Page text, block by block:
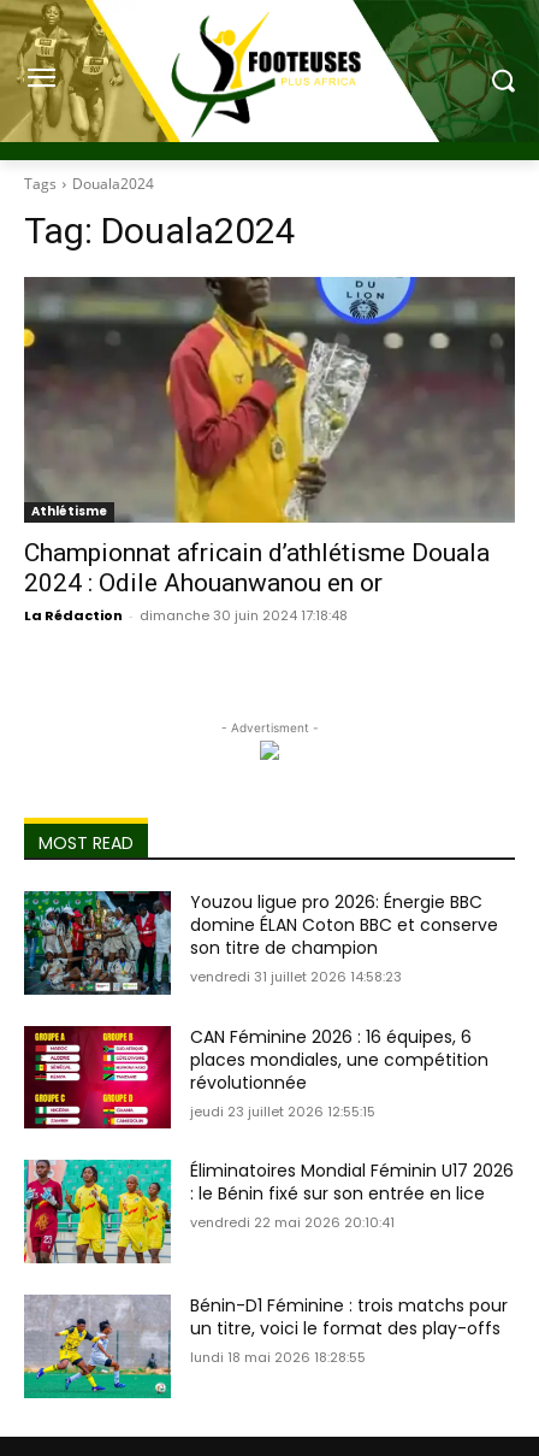
Tags Douala2024
Tag: Douala2024
Athlétisme
Championnat africain d’athlétisme Douala
2024 : Odile Ahouanwanou en or
La Rédaction - dimanche 30 juin 2024 17:18:48
- Advertisment -
MOST READ
Youzou ligue pro 2026: Énergie BBC
domine ÉLAN Coton BBC et conserve
son titre de champion
vendredi 31 juillet 2026 14:58:23
CAN Féminine 2026 : 16 équipes, 6
places mondiales, une compétition
révolutionnée
jeudi 23 juillet 2026 12:55:15
Éliminatoires Mondial Féminin U17 2026
: le Bénin fixé sur son entrée en lice
vendredi 22 mai 2026 20:10:41
Bénin-D1 Féminine : trois matchs pour
un titre, voici le format des play-offs
lundi 18 mai 2026 18:28:55